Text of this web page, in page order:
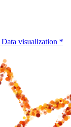
Data visualization *